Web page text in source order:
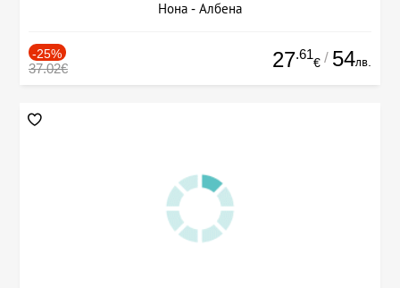
Нона - Албена
-25%
37.02€ 27.61
€ / 54лв.